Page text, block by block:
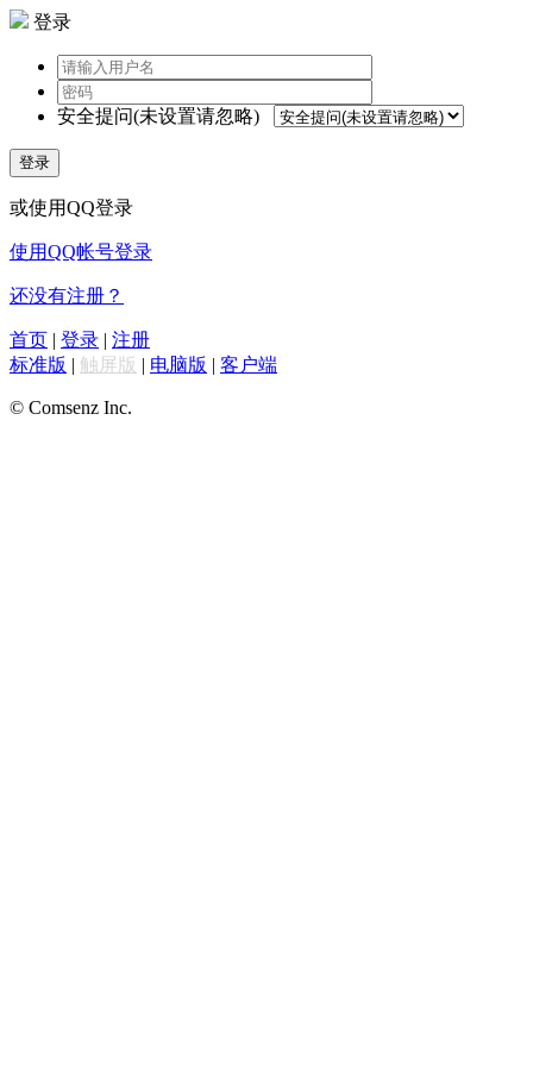
登录
安全提问(未设置请忽略)
登录
或使用QQ登录
使用QQ帐号登录
还没有注册？
首页 | 登录 | 注册
标准版 | 触屏版 | 电脑版 | 客户端
© Comsenz Inc.